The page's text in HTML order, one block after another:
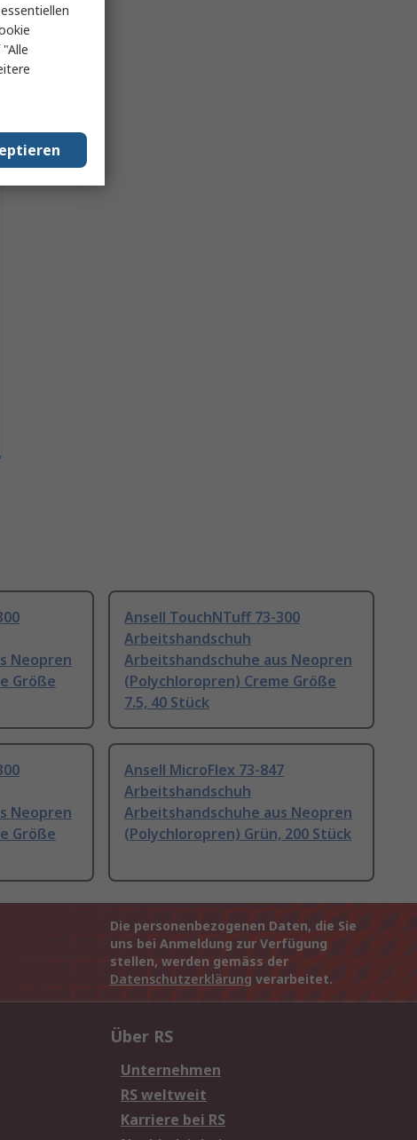
Neopren
Größe
Ansell TouchNTuff 73-300
Arbeitshandschuh
Arbeitshandschuhe aus Neopren
(Polychloropren) Creme Größe
7.5, 40 Stück
Neopren
Größe
Ansell MicroFlex 73-847
Arbeitshandschuh
Arbeitshandschuhe aus Neopren
(Polychloropren) Grün, 200 Stück
Die personenbezogenen Daten, die Sie
uns bei Anmeldung zur Verfügung
stellen, werden gemäss der
Datenschutzerklärung verarbeitet.
Über RS
Unternehmen
RS weltweit
Karriere bei RS